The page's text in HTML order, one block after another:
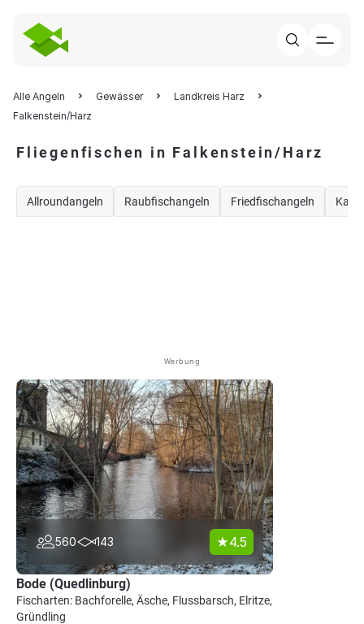
Alle Angeln Gewässer
Landkreis Harz
Falkenstein/Harz
Fliegenfischen in Falkenstein/Harz
Allroundangeln Raubfischangeln Friedfischangeln
Werbung
560 143 4.5
Bode (Quedlinburg)
Fischarten: Bachforelle, Äsche, Flussbarsch, Elritze,
Gründling